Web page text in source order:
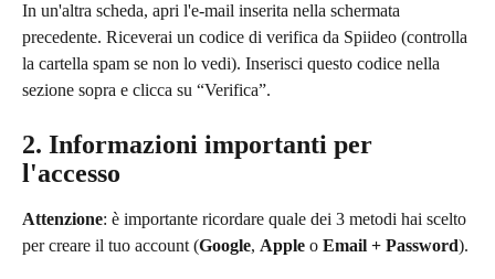
In un'altra scheda, apri l'e-mail inserita nella schermata
precedente. Riceverai un codice di verifica da Spiideo (controlla
la cartella spam se non lo vedi). Inserisci questo codice nella
sezione sopra e clicca su “Verifica”.
2. Informazioni importanti per
l'accesso
Attenzione: è importante ricordare quale dei 3 metodi hai scelto
per creare il tuo account (Google, Apple o Email + Password).